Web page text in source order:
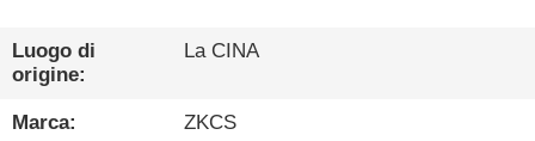
CHI
SIAMO
Luogo di
origine:
La CINA
Marca: ZKCS